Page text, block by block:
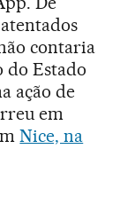
contaria
Estado
ação de
em
Nice, na